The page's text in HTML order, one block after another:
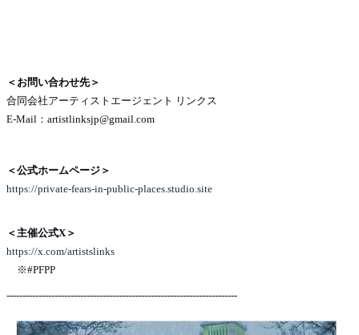
＜お問い合わせ先＞
合同会社アーティストエージェント リンクス
E-Mail：artistlinksjp@gmail.com
＜公式ホームページ＞
https://private-fears-in-public-places.studio.site
＜主催公式X＞
https://x.com/artistslinks
※#PFPP
------------------------------------------------------------------------